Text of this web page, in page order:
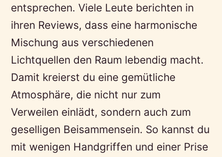
entsprechen. Viele Leute berichten in
ihren Reviews, dass eine harmonische
Mischung aus verschiedenen
Lichtquellen den Raum lebendig macht.
Damit kreierst du eine gemütliche
Atmosphäre, die nicht nur zum
Verweilen einlädt, sondern auch zum
geselligen Beisammensein. So kannst du
mit wenigen Handgriffen und einer Prise